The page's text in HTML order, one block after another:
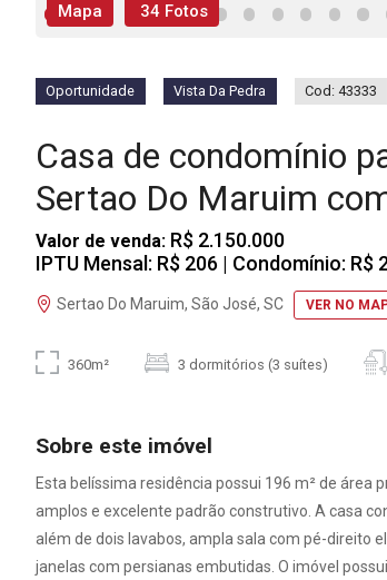
Mapa 34 Fotos
Oportunidade Vista Da Pedra Cod: 43333
Casa de condomínio
Sertao Do Maruim
Valor de venda: R$ 2.150.000
IPTU Mensal: R$ 206 | Condomínio: R$
Sertao Do Maruim, São José, SC VER NO
360m² 3 dormitórios (3 suítes)
Sobre este imóvel
Esta belíssima residência possui 196 m² de
amplos e excelente padrão construtivo. A casa
além de dois lavabos, ampla sala com pé-direito
janelas com persianas embutidas. O imóvel